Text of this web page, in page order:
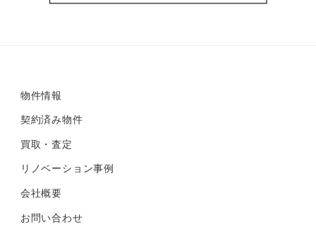
物件情報
契約済み物件
買取・査定
リノベーション事例
会社概要
お問い合わせ